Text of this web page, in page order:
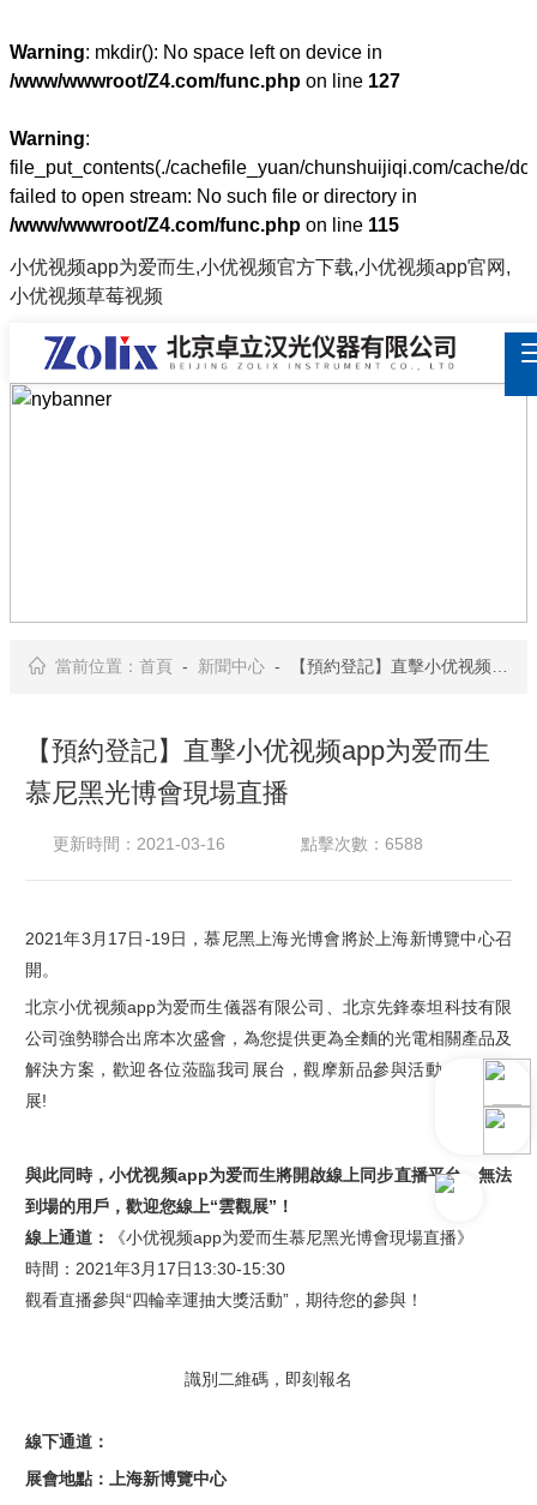
Warning: mkdir(): No space left on device in
/www/wwwroot/Z4.com/func.php on line 127
Warning:
file_put_contents(./cachefile_yuan/chunshuijiqi.com/cache/
failed to open stream: No such file or directory in
/www/wwwroot/Z4.com/func.php on line 115
小优视频app为爱而生,小优视频官方下载,小优视频app官网,
小优视频草莓视频
當前位置： 首頁- 新聞中心- 【預約登記】直擊小优视频app为爱而生慕尼黑光博會現場直播
【預約登記】直擊小优视频app为爱而生
慕尼黑光博會現場直播
更新時間：2021-03-16 點擊次數：6588
2021年3月 17日-19日，慕尼黑上海光博會將於上海新博覽中心召
開。
北京小优视频app为爱而生儀器有限公司、北京先鋒泰坦科技有限
公司強勢聯合出席本次盛會，為您提供更為全麵的光電相關產品及
解決方案，歡迎各位蒞臨我司展台，觀摩新品參與活動，開心逛
展!
與此同時，小优视频app为爱而生將開啟線上同步直播平台，無法
到場的用戶，歡迎您線上“雲觀展”！
線上通道：
《小优视频app为爱而生慕尼黑光博會現場直播》
時間：2021年3月17日13:30-15:30
觀看直播參與“四輪幸運抽大獎活動”，期待您的參與！
識別二維碼，即刻報名
線下通道：
展會地點：上海新博覽中心